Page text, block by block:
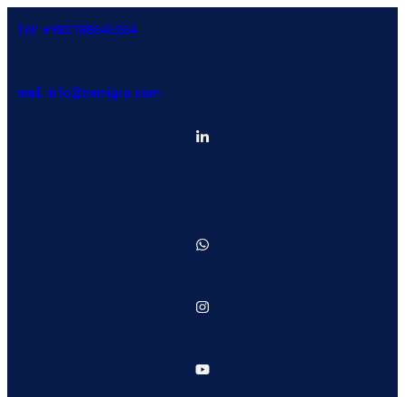
Tel: +982188645264
mail: info@namigrp.com